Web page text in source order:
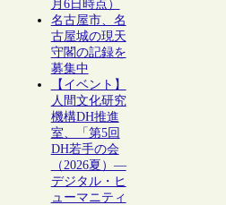
月6日時点）
名古屋市、名
古屋城の現天
守閣の記録を
募集中
【イベント】
人間文化研究
機構DH推進
室、「第5回
DH若手の会
（2026夏）―
デジタル・ヒ
ューマニティ